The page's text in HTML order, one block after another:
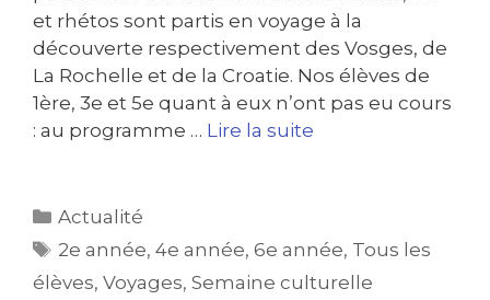
et rhétos sont partis en voyage à la
découverte respectivement des Vosges, de
La Rochelle et de la Croatie. Nos élèves de
1ère, 3e et 5e quant à eux n’ont pas eu cours
: au programme … Lire la suite
Actualité
2e année,4e année,6e année, Tous les
élèves, Voyages, Semaine culturelle